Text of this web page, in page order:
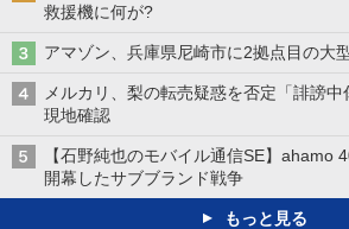
救援機に何が?
アマゾン、兵庫県尼崎市に2拠点目の
メルカリ、梨の転売疑惑を否定「誹謗
現地確認
【石野純也のモバイル通信SE】
開幕したサブブランド戦争
もっと見る